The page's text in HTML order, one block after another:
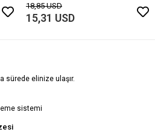
18,85 USD
15,31 USD
sürede elinize ulaşır.
sistemi